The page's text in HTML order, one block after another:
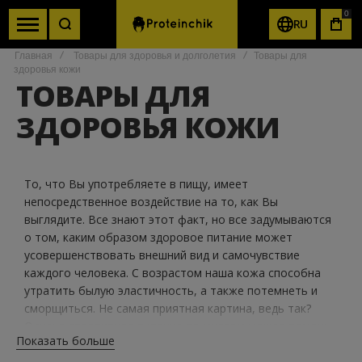
RU
0
Главная Товары для здоровья и долголетия
Товары для
здоровья кожи
ТОВАРЫ ДЛЯ
ЗДОРОВЬЯ КОЖИ
То, что Вы употребляете в пищу, имеет
непосредственное воздействие на то, как Вы
выглядите. Все знают этот факт, но все задумываются
о том, каким образом здоровое питание может
усовершенствовать внешний вид и самочувствие
каждого человека. С возрастом наша кожа способна
утратить былую эластичность, а также потемнеть и
сморщиться. Не самая приятная картина, ведь так?
как молодым людям предотвратить раннее старение
Показать больше